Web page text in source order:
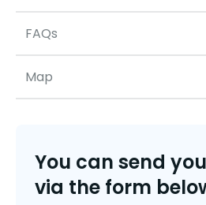
FAQs
Map
You can send
via the form